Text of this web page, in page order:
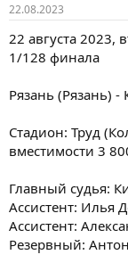
22.08.2023
22 августа 2023,
1/128 финала
Рязань (Рязань)
Стадион: Труд
вместимости 3
Главный судья:
Ассистент: Илья
Ассистент:
Резервный: